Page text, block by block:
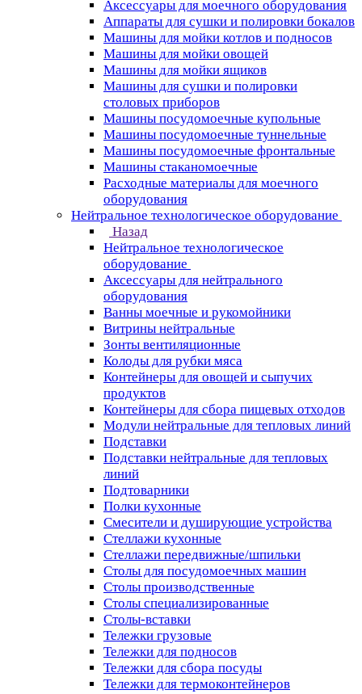
Аксессуары для моечного оборудования
Аппараты для сушки и полировки бокалов
Машины для мойки котлов и подносов
Машины для мойки овощей
Машины для мойки ящиков
Машины для сушки и полировки
столовых приборов
Машины посудомоечные купольные
Машины посудомоечные туннельные
Машины посудомоечные фронтальные
Машины стаканомоечные
Расходные материалы для моечного
оборудования
Нейтральное технологическое оборудование
Назад
Нейтральное технологическое
оборудование
Аксессуары для нейтрального
оборудования
Ванны моечные и рукомойники
Витрины нейтральные
Зонты вентиляционные
Колоды для рубки мяса
Контейнеры для овощей и сыпучих
продуктов
Контейнеры для сбора пищевых отходов
Модули нейтральные для тепловых линий
Подставки
Подставки нейтральные для тепловых
линий
Подтоварники
Полки кухонные
Смесители и душирующие устройства
Стеллажи кухонные
Стеллажи передвижные/шпильки
Столы для посудомоечных машин
Столы производственные
Столы специализированные
Столы-вставки
Тележки грузовые
Тележки для подносов
Тележки для сбора посуды
Тележки для термоконтейнеров